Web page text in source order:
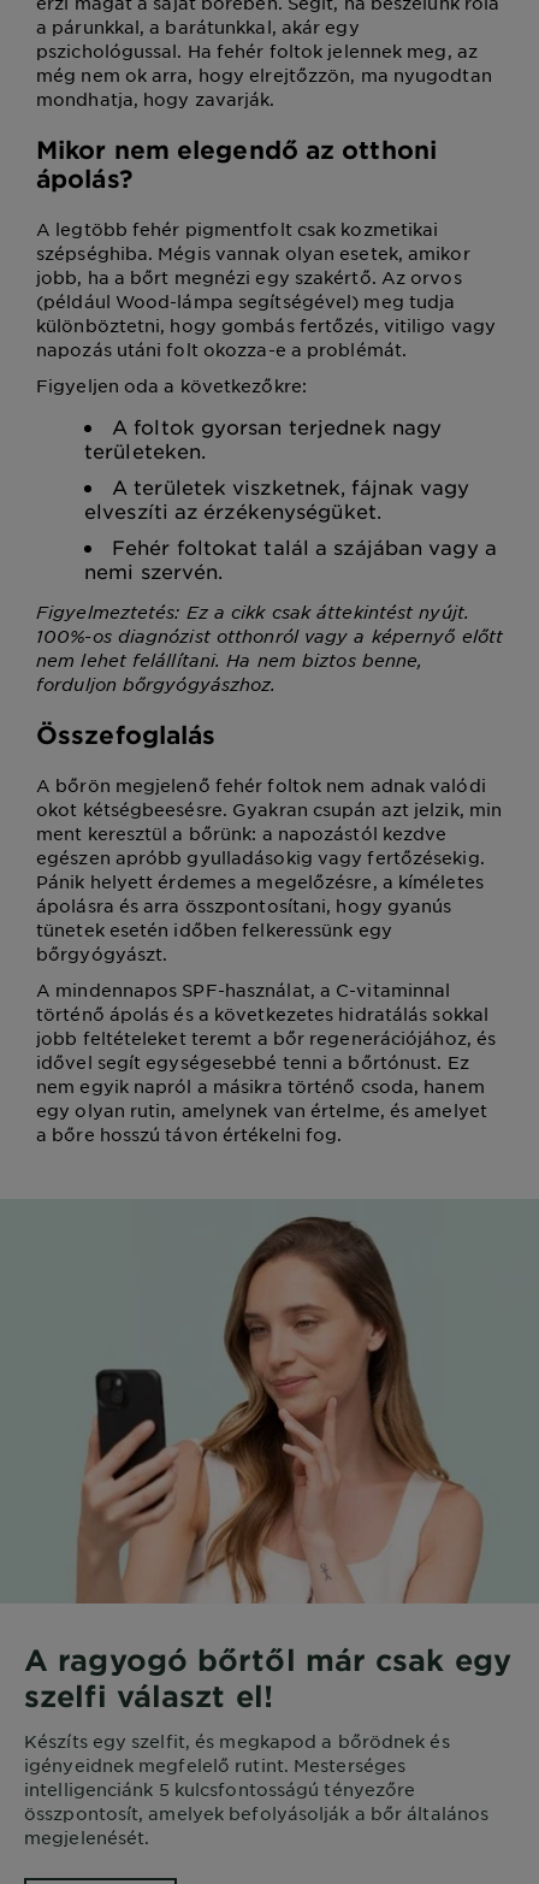
a párunkkal, a barátunkkal, akár egy
pszichológussal. Ha fehér foltok jelennek meg, az
még nem ok arra, hogy elrejtőzzön, ma nyugodtan
mondhatja, hogy zavarják.
Mikor nem elegendő az otthoni
ápolás?
A legtöbb fehér pigmentfolt csak kozmetikai
szépséghiba. Mégis vannak olyan esetek, amikor
jobb, ha a bőrt megnézi egy szakértő. Az orvos
(például Wood-lámpa segítségével) meg tudja
különböztetni, hogy gombás fertőzés, vitiligo vagy
napozás utáni folt okozza-e a problémát.
Figyeljen oda a következőkre:
A foltok gyorsan terjednek nagy
területeken.
A területek viszketnek, fájnak vagy
elveszíti az érzékenységüket.
Fehér foltokat talál a szájában vagy a
nemi szervén.
Figyelmeztetés: Ez a cikk csak áttekintést nyújt.
100%-os diagnózist otthonról vagy a képernyő előtt
nem lehet felállítani. Ha nem biztos benne,
forduljon bőrgyógyászhoz.
Összefoglalás
A bőrön megjelenő fehér foltok nem adnak valódi
okot kétségbeesésre. Gyakran csupán azt jelzik, min
ment keresztül a bőrünk: a napozástól kezdve
egészen apróbb gyulladásokig vagy fertőzésekig.
Pánik helyett érdemes a megelőzésre, a kíméletes
ápolásra és arra összpontosítani, hogy gyanús
tünetek esetén időben felkeressünk egy
bőrgyógyászt.
A mindennapos SPF-használat, a C-vitaminnal
történő ápolás és a következetes hidratálás sokkal
jobb feltételeket teremt a bőr regenerációjához, és
idővel segít egységesebbé tenni a bőrtónust. Ez
nem egyik napról a másikra történő csoda, hanem
egy olyan rutin, amelynek van értelme, és amelyet
a bőre hosszú távon értékelni fog.
A ragyogó bőrtől már csak egy
szelfi választ el!
Készíts egy szelfit, és megkapod a bőrödnek és
igényeidnek megfelelő rutint. Mesterséges
intelligenciánk 5 kulcsfontosságú tényezőre
összpontosít, amelyek befolyásolják a bőr általános
megjelenését.